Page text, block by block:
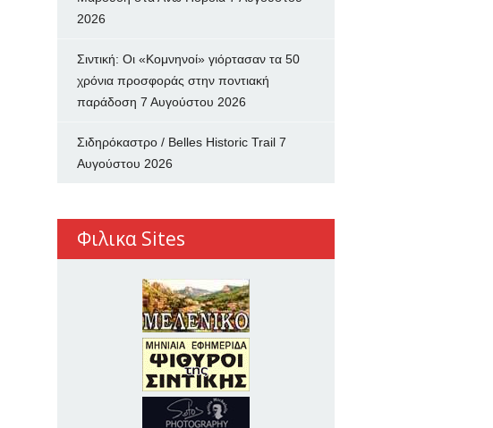
2026
Σιντική: Οι «Κομνηνοί» γιόρτασαν τα 50
χρόνια προσφοράς στην ποντιακή
παράδοση 7 Αυγούστου 2026
Σιδηρόκαστρο / Belles Historic Trail 7
Αυγούστου 2026
Φιλικα Sites